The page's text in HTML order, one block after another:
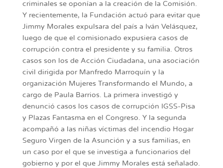
criminales se oponían a la creación de la Comisión.
Y recientemente, la Fundación actuó para evitar que
Jimmy Morales expulsara del país a Iván Velásquez,
luego de que el comisionado expusiera casos de
corrupción contra el presidente y su familia. Otros
casos son los de Acción Ciudadana, una asociación
civil dirigida por Manfredo Marroquín y la
organización Mujeres Transformando el Mundo, a
cargo de Paula Barrios. La primera investigó y
denunció casos los casos de corrupción IGSS-Pisa
y Plazas Fantasma en el Congreso. Y la segunda
acompañó a las niñas víctimas del incendio Hogar
Seguro Virgen de la Asunción y a sus familias, en
un caso por el que se investiga a funcionarios del
gobierno y por el que Jimmy Morales está señalado.